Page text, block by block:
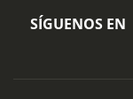
SÍGUENOS EN